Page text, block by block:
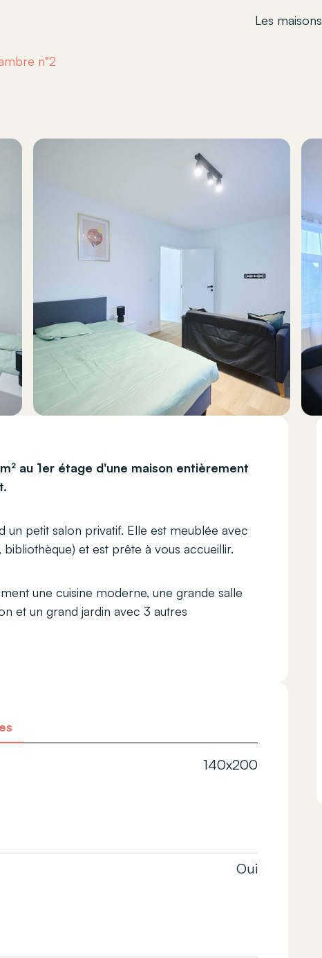
Les maisons
n°2
au 1er étage d'une maison entièrement
petit salon privatif. Elle est meublée avec
bibliothèque) et est prête à vous accueillir.
une cuisine moderne, une grande salle
et un grand jardin avec 3 autres
140x200
Oui